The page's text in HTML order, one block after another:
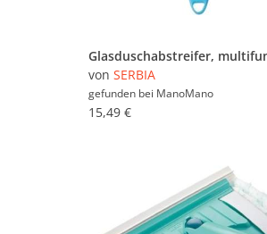
von SERBIA
gefunden bei ManoMano
15,49 €